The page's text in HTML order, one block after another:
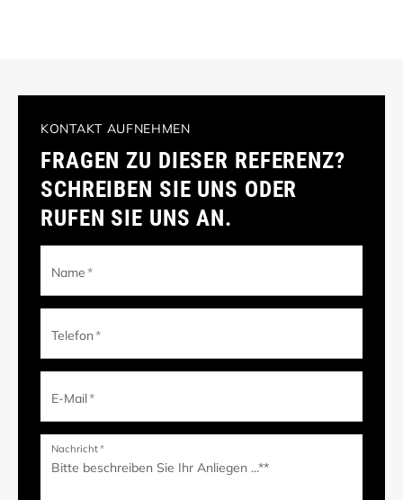
KONTAKT AUFNEHMEN
FRAGEN ZU DIESER REFERENZ?
SCHREIBEN SIE UNS ODER
RUFEN SIE UNS AN.
Name*
Telefon*
E-Mail*
Nachricht*